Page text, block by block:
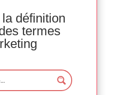
définition
termes